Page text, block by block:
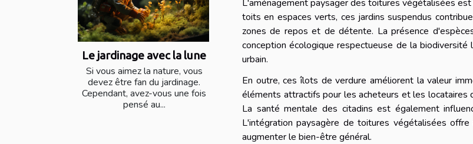
Le jardinage avec la lune
Si vous aimez la nature, vous
devez être fan du jardinage.
Cependant, avez-vous une fois
pensé au...
L'aménagement paysager des toitures végétalisées
toits en espaces verts, ces jardins suspendus
zones de repos et de détente. La présence
conception écologique respectueuse de la
urbain.
En outre, ces îlots de verdure améliorent la valeur
éléments attractifs pour les acheteurs et les
La santé mentale des citadins est également
L'intégration paysagère de toitures végétalisées
augmenter le bien-être général.